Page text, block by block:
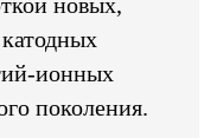
ионных
поколения.